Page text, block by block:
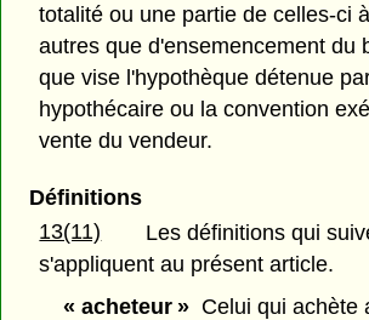
totalité ou une partie de celles-ci
autres que d'ensemencement du
que vise l'hypothèque détenue
hypothécaire ou la convention
vente du vendeur.
Définitions
13(11)
Les définitions qui
s'appliquent au présent article.
« acheteur »Celui qui achète